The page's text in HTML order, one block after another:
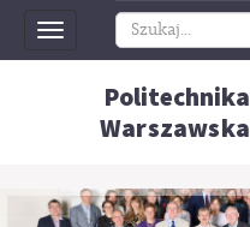
Toggle
navigation
Politechnika
Warszawska